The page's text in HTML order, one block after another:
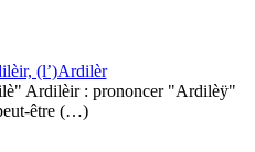
(l’)Ardilèr
Ardilèir : prononcer "Ardilèÿ"
être (…)